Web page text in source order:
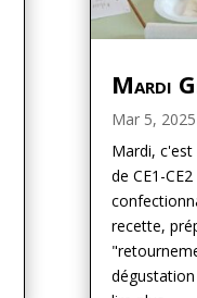
Mardi
Mar 5, 2025
Mardi, c'est
de CE1-
recette,